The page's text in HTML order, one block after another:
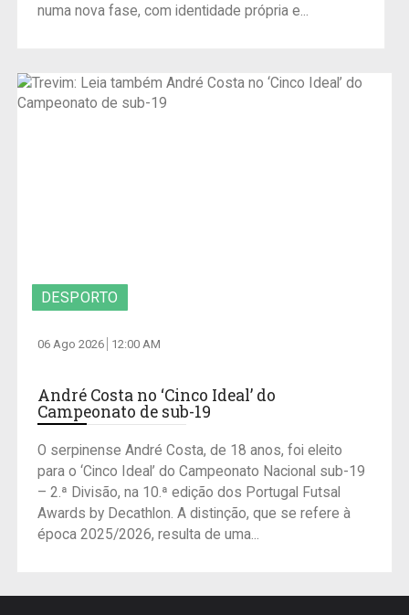
numa nova fase, com identidade própria e...
DESPORTO
06 Ago 2026 12:00 AM
André Costa no ‘Cinco Ideal’ do
Campeonato de sub-19
O serpinense André Costa, de 18 anos, foi eleito
para o ‘Cinco Ideal’ do Campeonato Nacional sub-19
– 2.ª Divisão, na 10.ª edição dos Portugal Futsal
Awards by Decathlon. A distinção, que se refere à
época 2025/2026, resulta de uma...